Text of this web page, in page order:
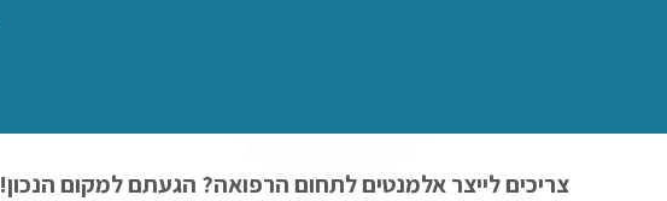
צריכים לייצר אלמנטים לתחום הרפואה? הגעתם למקום הנכון!